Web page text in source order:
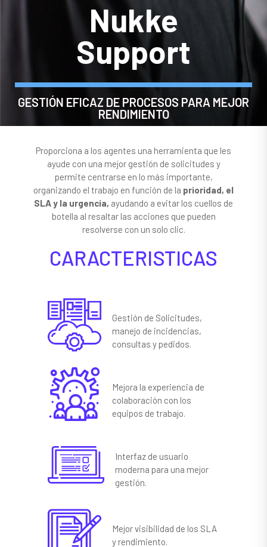
Nukke
Support
GESTIÓN EFICAZ DE PROCESOS PARA MEJOR
RENDIMIENTO
Proporciona a los agentes una herramienta que les
ayude con una mejor gestión de solicitudes y
permite centrarse en lo más importante,
organizando el trabajo en función de la prioridad, el
SLA y la urgencia, ayudando a evitar los cuellos de
botella al resaltar las acciones que pueden
resolverse con un solo clic.
CARACTERISTICAS
Gestión de Solicitudes,
manejo de incidencias,
consultas y pedidos.
Mejora la experiencia de
colaboración con los
equipos de trabajo.
Interfaz de usuario
moderna para una mejor
gestión.
Mejor visibilidad de los SLA
y rendimiento.